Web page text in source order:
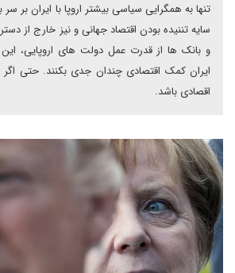
تنها به همگرایی سیاسی بیشتر اروپا با ایران بر
سایه تننیده بودن اقتصاد جهانی و نیز خارج از
و بانک ها از قدرت عمل دولت های اروپایی، این
ایران کمک اقتصادی چندان جدی بکنند. حتی اگر
اقصادی باشد.